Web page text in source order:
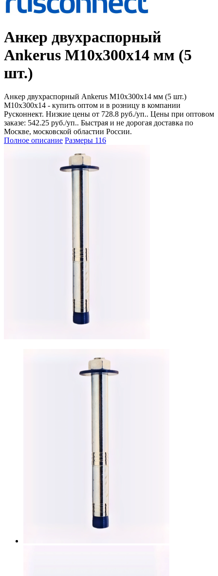
Анкер двухраспорный
Ankerus М10х300х14 мм (5
шт.)
Анкер двухраспорный Ankerus М10х300х14 мм (5 шт.)
М10х300х14 - купить оптом и в розницу в компании
Русконнект. Низкие цены от 728.8 руб./уп.. Цены при оптовом
заказе: 542.25 руб./уп.. Быстрая и не дорогая доставка по
Москве, московской областии России.
Полное описание Размеры 116